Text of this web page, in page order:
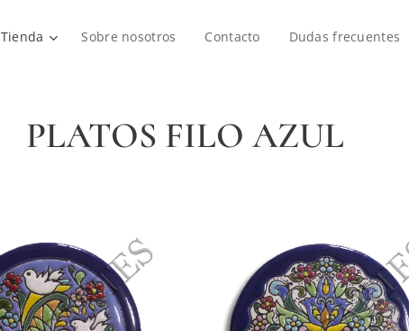
Tienda Sobre nosotros Contacto Dudas frecuentes
PLATOS FILO AZUL